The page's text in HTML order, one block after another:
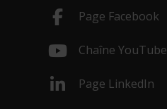
Page Facebook
Chaîne YouTube
Page LinkedIn